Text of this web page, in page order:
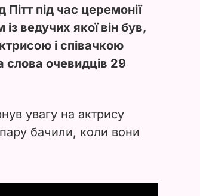
під час церемонії
ведучих якої він був,
і співачкою
очевидців 29
увагу на актрису
бачили, коли вони